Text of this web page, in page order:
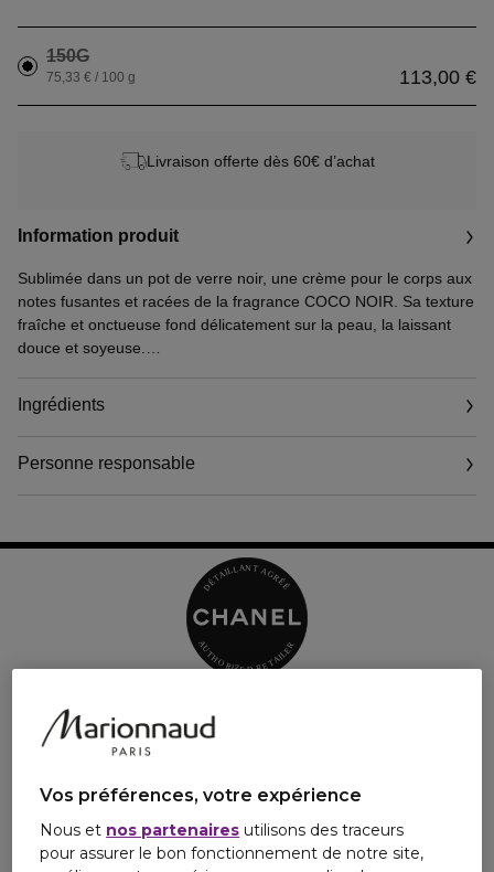
150G
113,00 €
75,33 € / 100 g
Livraison offerte dès 60€ d’achat
Information produit
Sublimée dans un pot de verre noir, une crème pour le corps aux
notes fusantes et racées de la fragrance COCO NOIR. Sa texture
fraîche et onctueuse fond délicatement sur la peau, la laissant
douce et soyeuse.
COCO NOIR où se révèlent progressivement la fraîcheur de la
note pamplemousse, la sensualité lumineuse de la rose et de la
Ingrédients
Personne responsable
Vos préférences, votre expérience
Nous et nos partenaires utilisons des traceurs
pour assurer le bon fonctionnement de notre site,